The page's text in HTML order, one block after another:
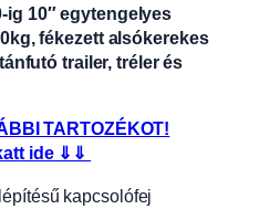
ig 10″ egytengelyes
fékezett alsókerekes
trailer, tréler és
TARTOZÉKOT!
ide ⇓⇓
kapcsolófej